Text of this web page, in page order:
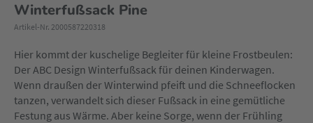
Winterfußsack Pine
Artikel-Nr. 2000587220318
Hier kommt der kuschelige Begleiter für kleine Frostbeulen:
Der ABC Design Winterfußsack für deinen Kinderwagen.
Wenn draußen der Winterwind pfeift und die Schneeflocken
tanzen, verwandelt sich dieser Fußsack in eine gemütliche
Festung aus Wärme. Aber keine Sorge, wenn der Frühling